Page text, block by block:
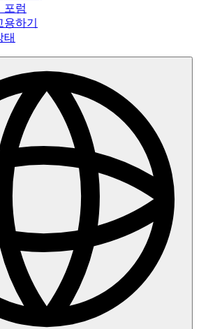
포럼
하기
태